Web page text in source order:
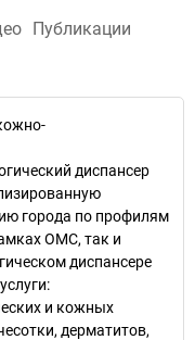
Публикации
диспансер
города по профилям
ОМС, так и
диспансере
и кожных
дерматитов,